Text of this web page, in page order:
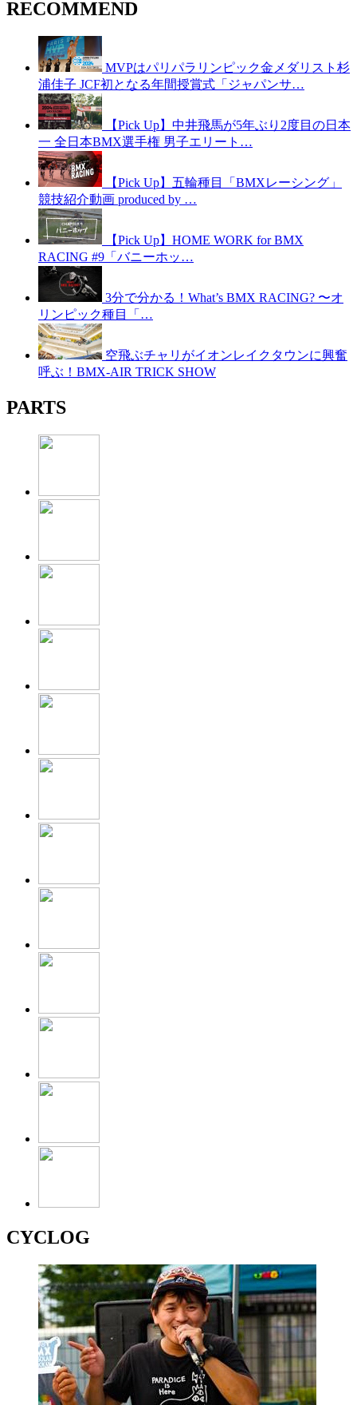
RECOMMEND
MVPはパリパラリンピック金メダリスト杉
浦佳子 JCF初となる年間授賞式「ジャパンサ…
【Pick Up】中井飛馬が5年ぶり2度目の日本
一 全日本BMX選手権 男子エリート…
【Pick Up】五輪種目「BMXレーシング」
競技紹介動画 produced by …
【Pick Up】HOME WORK for BMX
RACING #9「バニーホッ…
3分で分かる！What’s BMX RACING? 〜オ
リンピック種目「…
空飛ぶチャリがイオンレイクタウンに興奮
呼ぶ！BMX-AIR TRICK SHOW
PARTS
CYCLOG